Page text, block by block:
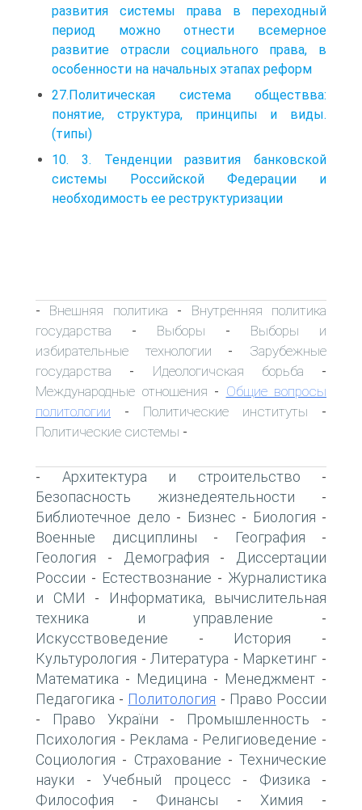
развития системы права в переходный
период можно отнести всемерное
развитие отрасли социального права, в
особенности на начальных этапах реформ
27.Политическая система обществва:
понятие, структура, принципы и виды.
(типы)
10. 3. Тенденции развития банковской
системы Российской Федерации и
необходимость ее реструктуризации
- Внешняя политика - Внутренняя политика
государства - Выборы - Выборы и
избирательные технологии - Зарубежные
государства - Идеологичская борьба -
Международные отношения - Общие вопросы
политологии - Политические институты -
Политические системы -
- Архитектура и строительство -
Безопасность жизнедеятельности -
Библиотечное дело - Бизнес - Биология -
Военные дисциплины - География -
Геология - Демография -
Диссертации
России - Естествознание - Журналистика
и СМИ -
Информатика, вычислительная
техника и управление -
Искусствоведение - История -
Культурология - Литература - Маркетинг -
Математика - Медицина - Менеджмент -
Педагогика - Политология - Право России
- Право України - Промышленность -
Психология - Реклама - Религиоведение -
Социология - Страхование - Технические
науки - Учебный процесс - Физика -
Философия - Финансы - Химия -